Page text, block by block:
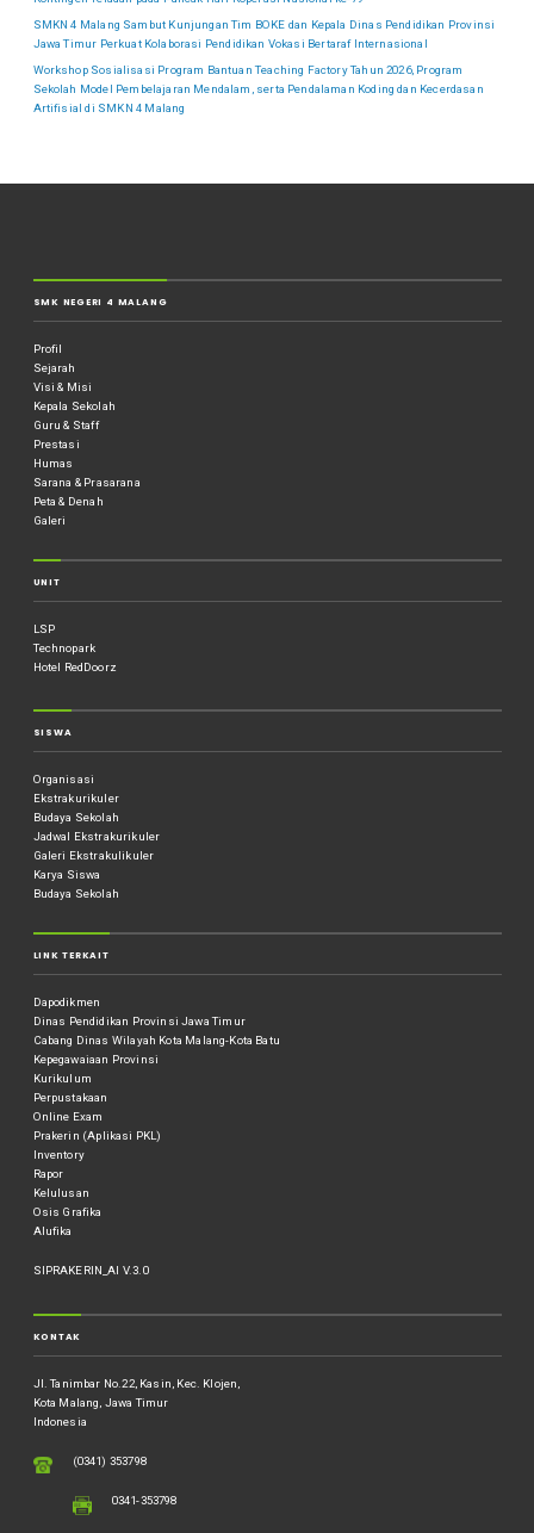
SMKN 4 Malang Sambut Kunjungan Tim BOKE dan Kepala Dinas Pendidikan Provinsi
Jawa Timur Perkuat Kolaborasi Pendidikan Vokasi Bertaraf Internasional
Workshop Sosialisasi Program Bantuan Teaching Factory Tahun 2026, Program
Sekolah Model Pembelajaran Mendalam, serta Pendalaman Koding dan Kecerdasan
Artifisial di SMKN 4 Malang
SMK NEGERI 4 MALANG
Profil
Sejarah
Visi & Misi
Kepala Sekolah
Guru & Staff
Prestasi
Humas
Sarana & Prasarana
Peta & Denah
Galeri
UNIT
LSP
Technopark
Hotel RedDoorz
SISWA
Organisasi
Ekstrakurikuler
Budaya Sekolah
Jadwal Ekstrakurikuler
Galeri Ekstrakulikuler
Karya Siswa
Budaya Sekolah
LINK TERKAIT
Dapodikmen
Dinas Pendidikan Provinsi Jawa Timur
Cabang Dinas Wilayah Kota Malang-Kota Batu
Kepegawaiaan Provinsi
Kurikulum
Perpustakaan
Online Exam
Prakerin (Aplikasi PKL)
Inventory
Rapor
Kelulusan
Osis Grafika
Alufika
SIPRAKERIN_AI V.3.0
KONTAK
Jl. Tanimbar No.22, Kasin, Kec. Klojen,
Kota Malang, Jawa Timur
Indonesia
(0341) 353798
0341-353798